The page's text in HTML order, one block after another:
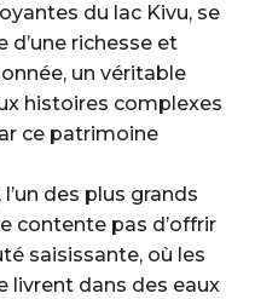
du lac Kivu, se
d’une richesse et
un véritable
histoires complexes
ce patrimoine
des plus grands
contente pas d’offrir
saisissante, où les
livrent dans des eaux